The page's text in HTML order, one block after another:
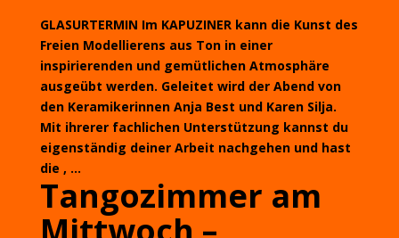
GLASURTERMIN Im KAPUZINER kann die Kunst des
Freien Modellierens aus Ton in einer
inspirierenden und gemütlichen Atmosphäre
ausgeübt werden. Geleitet wird der Abend von
den Keramikerinnen Anja Best und Karen Silja.
Mit ihrerer fachlichen Unterstützung kannst du
eigenständig deiner Arbeit nachgehen und hast
die , ...
Tangozimmer am